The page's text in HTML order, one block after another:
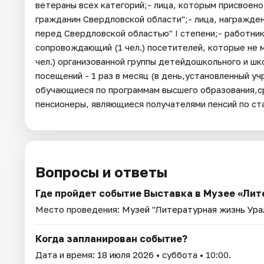
ветераны всех категорий;- лица, которым
гражданин Свердловской области";- лица,
перед Свердловской областью" I степени;-
сопровождающий (1 чел.) посетителей, которые
чел.) организованной группы детейдошкольного и
посещений - 1 раз в месяц (в день,установленный
обучающиеся по программам высшего
пенсионеры, являющиеся получателями пенсий по
Вопросы и ответы
Где пройдет событие Выставка в Музее
Место проведения: Музей "Литературная жизнь
Когда запланирован событие?
Дата и время: 18 июля 2026 • суббота • 10:00.